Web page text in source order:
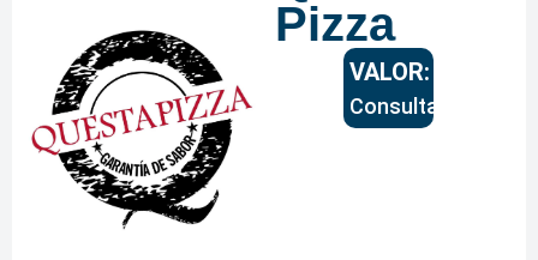
Pizza
VALOR:
Consultar